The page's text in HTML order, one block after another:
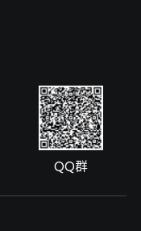
QQ群